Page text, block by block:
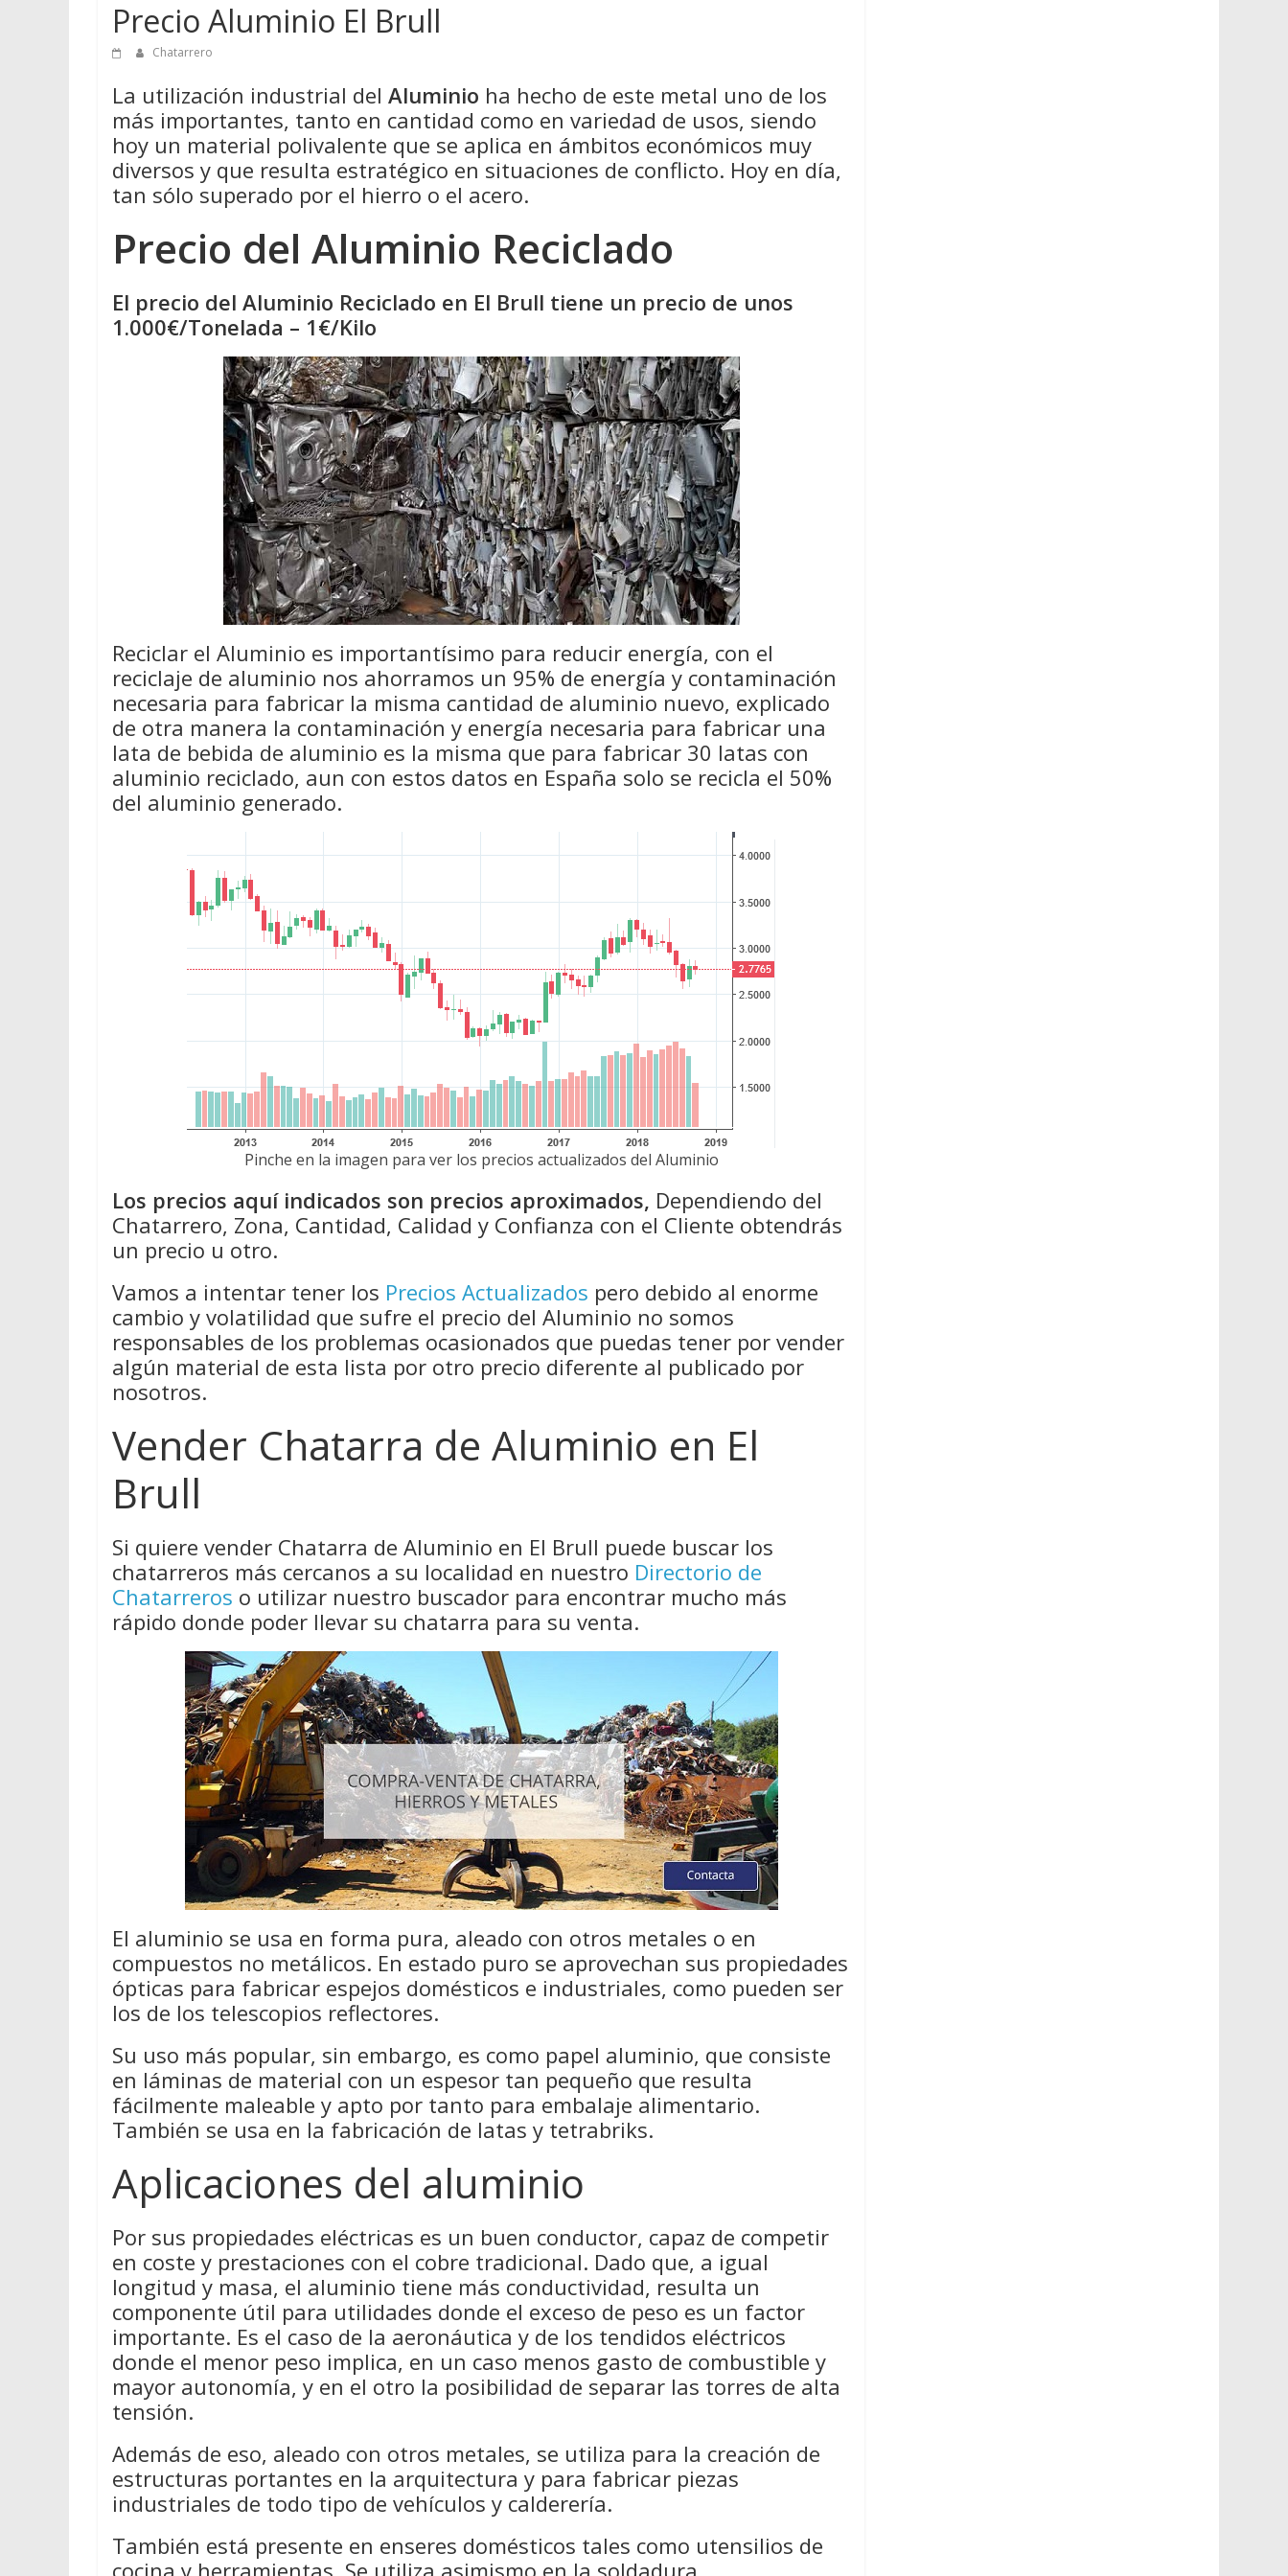
Precio Aluminio El Brull
Chatarrero
La utilización industrial del Aluminio ha hecho de este metal uno de los
más importantes, tanto en cantidad como en variedad de usos, siendo
hoy un material polivalente que se aplica en ámbitos económicos muy
diversos y que resulta estratégico en situaciones de conflicto. Hoy en día,
tan sólo superado por el hierro o el acero.
Precio del Aluminio Reciclado
El precio del Aluminio Reciclado en El Brull tiene un precio de unos
1.000€/Tonelada – 1€/Kilo
Reciclar el Aluminio es importantísimo para reducir energía, con el
reciclaje de aluminio nos ahorramos un 95% de energía y contaminación
necesaria para fabricar la misma cantidad de aluminio nuevo, explicado
de otra manera la contaminación y energía necesaria para fabricar una
lata de bebida de aluminio es la misma que para fabricar 30 latas con
aluminio reciclado, aun con estos datos en España solo se recicla el 50%
del aluminio generado.
Pinche en la imagen para ver los precios actualizados del Aluminio
Los precios aquí indicados son precios aproximados, Dependiendo del
Chatarrero, Zona, Cantidad, Calidad y Confianza con el Cliente obtendrás
un precio u otro.
Vamos a intentar tener los Precios Actualizados pero debido al enorme
cambio y volatilidad que sufre el precio del Aluminio no somos
responsables de los problemas ocasionados que puedas tener por vender
algún material de esta lista por otro precio diferente al publicado por
nosotros.
Vender Chatarra de Aluminio en El
Brull
Si quiere vender Chatarra de Aluminio en El Brull puede buscar los
chatarreros más cercanos a su localidad en nuestro Directorio de
Chatarreros o utilizar nuestro buscador para encontrar mucho más
rápido donde poder llevar su chatarra para su venta.
El aluminio se usa en forma pura, aleado con otros metales o en
compuestos no metálicos. En estado puro se aprovechan sus propiedades
ópticas para fabricar espejos domésticos e industriales, como pueden ser
los de los telescopios reflectores.
Su uso más popular, sin embargo, es como papel aluminio, que consiste
en láminas de material con un espesor tan pequeño que resulta
fácilmente maleable y apto por tanto para embalaje alimentario.
También se usa en la fabricación de latas y tetrabriks.
Aplicaciones del aluminio
Por sus propiedades eléctricas es un buen conductor, capaz de competir
en coste y prestaciones con el cobre tradicional. Dado que, a igual
longitud y masa, el aluminio tiene más conductividad, resulta un
componente útil para utilidades donde el exceso de peso es un factor
importante. Es el caso de la aeronáutica y de los tendidos eléctricos
donde el menor peso implica, en un caso menos gasto de combustible y
mayor autonomía, y en el otro la posibilidad de separar las torres de alta
tensión.
Además de eso, aleado con otros metales, se utiliza para la creación de
estructuras portantes en la arquitectura y para fabricar piezas
industriales de todo tipo de vehículos y calderería.
También está presente en enseres domésticos tales como utensilios de